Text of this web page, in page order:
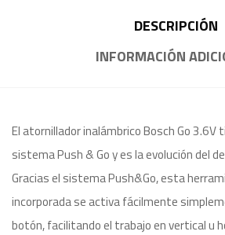
DESCRIPCIÓN
INFORMACIÓN
El atornillador inalámbrico Bosch Go 3.6V
sistema Push & Go y es la evolución del
Gracias el sistema Push&Go, esta
incorporada se activa fácilmente
botón, facilitando el trabajo en vertical u